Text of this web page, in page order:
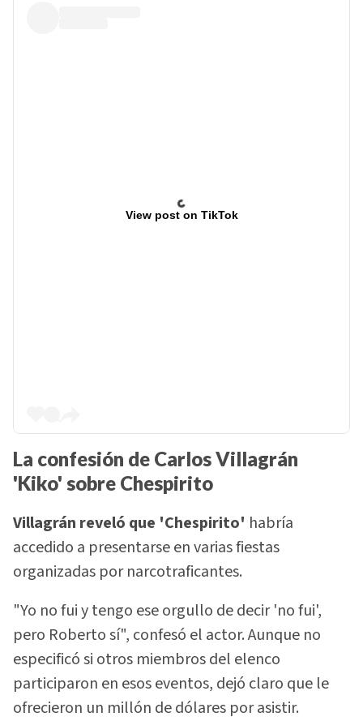
View post on TikTok
La confesión de Carlos Villagrán
'Kiko' sobre Chespirito
Villagrán reveló que 'Chespirito' habría
accedido a presentarse en varias fiestas
organizadas por narcotraficantes.
"Yo no fui y tengo ese orgullo de decir 'no fui',
pero Roberto sí", confesó el actor. Aunque no
especificó si otros miembros del elenco
participaron en esos eventos, dejó claro que le
ofrecieron un millón de dólares por asistir.